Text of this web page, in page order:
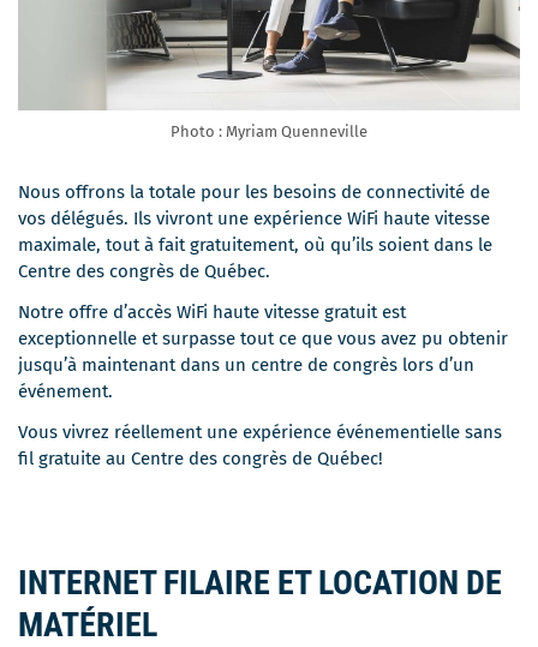
Photo : Myriam Quenneville
Nous offrons la totale pour les besoins de connectivité de
vos délégués. Ils vivront une expérience WiFi haute vitesse
maximale, tout à fait gratuitement, où qu’ils soient dans le
Centre des congrès de Québec.
Notre offre d’accès WiFi haute vitesse gratuit est
exceptionnelle et surpasse tout ce que vous avez pu obtenir
jusqu’à maintenant dans un centre de congrès lors d’un
événement.
Vous vivrez réellement une expérience événementielle sans
fil gratuite au Centre des congrès de Québec!
INTERNET FILAIRE ET LOCATION DE
MATÉRIEL